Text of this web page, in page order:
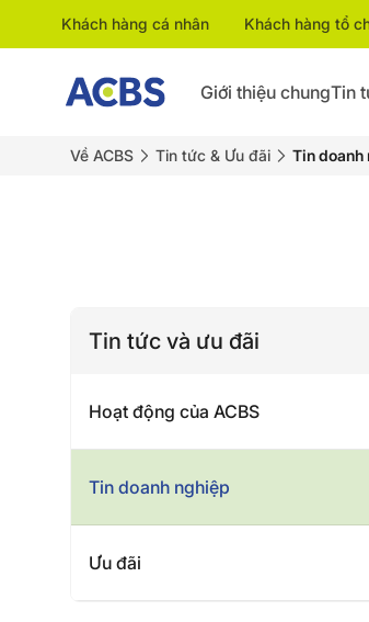
Khách hàng cá nhân Khách hàng tổ
Giới thiệu chungTin
Về ACBS Tin tức & Ưu đãi Tin doanh
Tin tức và ưu đãi
Hoạt động của ACBS
Tin doanh nghiệp
Ưu đãi